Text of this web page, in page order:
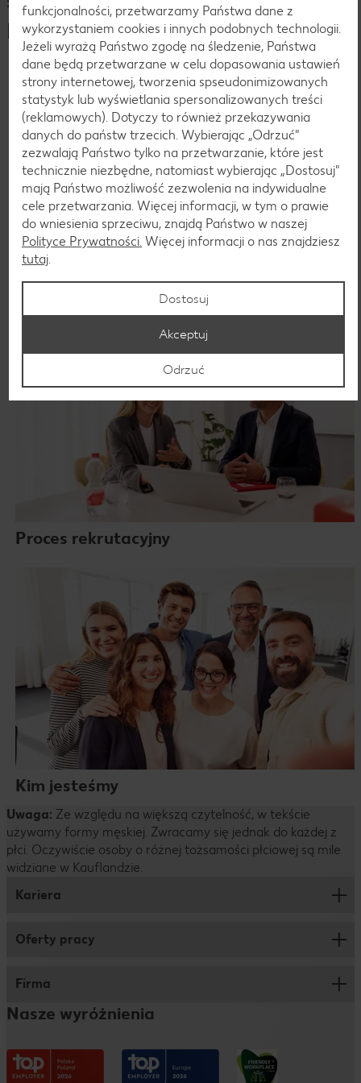
Pion Marketingu
Dział Analiz Danych Systemowych
Dział Koordynacji Przepływu Towaru
Dział Surowce Wtórne, Jednostki Ładunkowe i
Zrównoważony Rozwój
Poznaj nas lepiej!
Proces rekrutacyjny
Kim jesteśmy
Uwaga: Ze względu na większą czytelność, w tekście
używamy formy męskiej. Zwracamy się jednak do każdej z
płci. Oczywiście osoby o różnej tożsamości płciowej są mile
widziane w Kauflandzie.
Kariera
Praca w markecie
Praca w biurze
Studenci i absolwenci
Oferty pracy
Sprzedaż
Logistyka
Centrala
Firma
Stopka redakcyjna
Nasze wyróżnienia
funkcjonalności, przetwarzamy Państwa dane z
wykorzystaniem cookies i innych podobnych technologii.
Jeżeli wyrażą Państwo zgodę na śledzenie, Państwa
dane będą przetwarzane w celu dopasowania ustawień
strony internetowej, tworzenia spseudonimizowanych
statystyk lub wyświetlania spersonalizowanych treści
(reklamowych). Dotyczy to również przekazywania
danych do państw trzecich. Wybierając „Odrzuć"
zezwalają Państwo tylko na przetwarzanie, które jest
technicznie niezbędne, natomiast wybierając „Dostosuj"
mają Państwo możliwość zezwolenia na indywidualne
cele przetwarzania. Więcej informacji, w tym o prawie
do wniesienia sprzeciwu, znajdą Państwo w naszej
Polityce Prywatności. Więcej informacji o nas znajdziesz
tutaj
Dostosuj
Akceptuj
Odrzuć